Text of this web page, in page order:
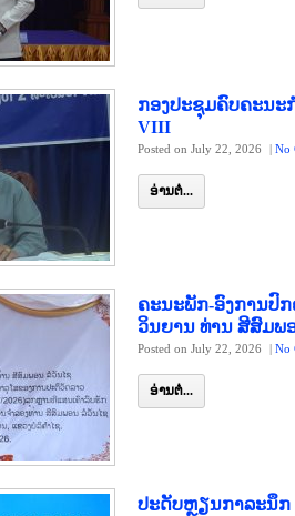
ກອງປະຊຸມຄົບຄະນ
VIII
Posted on July 22, 2026 | No
ອ່ານຕໍ່...
ຄະນະພັກ-ອົງການປົ
ວິນຍານ ທ່ານ ສີສົມພ
Posted on July 22, 2026 | No
ອ່ານຕໍ່...
ປະດັບຫຼຽນກາລະນຶກ